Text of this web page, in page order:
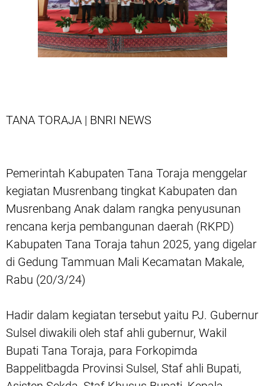
TANA TORAJA | BNRI NEWS
Pemerintah Kabupaten Tana Toraja menggelar
kegiatan Musrenbang tingkat Kabupaten dan
Musrenbang Anak dalam rangka penyusunan
rencana kerja pembangunan daerah (RKPD)
Kabupaten Tana Toraja tahun 2025, yang digelar
di Gedung Tammuan Mali Kecamatan Makale,
Rabu (20/3/24)
Hadir dalam kegiatan tersebut yaitu PJ. Gubernur
Sulsel diwakili oleh staf ahli gubernur, Wakil
Bupati Tana Toraja, para Forkopimda
Bappelitbagda Provinsi Sulsel, Staf ahli Bupati,